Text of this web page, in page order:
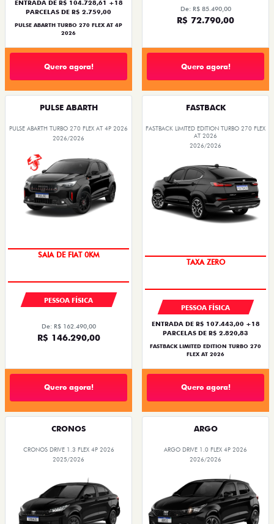
ENTRADA DE R$ 104.728,61 +18
PARCELAS DE R$ 2.759,00
PULSE ABARTH TURBO 270 FLEX AT 4P
2026
Quero agora!
De: R$ 85.490,00
R$ 72.790,00
Quero agora!
PULSE ABARTH
PULSE ABARTH TURBO 270 FLEX AT 4P 2026
2026/2026
SAIA DE FIAT 0KM
PESSOA FÍSICA
De: R$ 162.490,00
R$ 146.290,00
Quero agora!
FASTBACK
FASTBACK LIMITED EDITION TURBO 270 FLEX
AT 2026
2026/2026
TAXA ZERO
PESSOA FÍSICA
ENTRADA DE R$ 107.443,00 +18
PARCELAS DE R$ 2.820,83
FASTBACK LIMITED EDITION TURBO 270
FLEX AT 2026
Quero agora!
CRONOS
CRONOS DRIVE 1.3 FLEX 4P 2026
2025/2026
ARGO
ARGO DRIVE 1.0 FLEX 4P 2026
2026/2026